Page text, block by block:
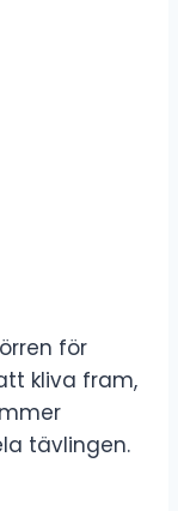
för
kliva fram,
tävlingen.